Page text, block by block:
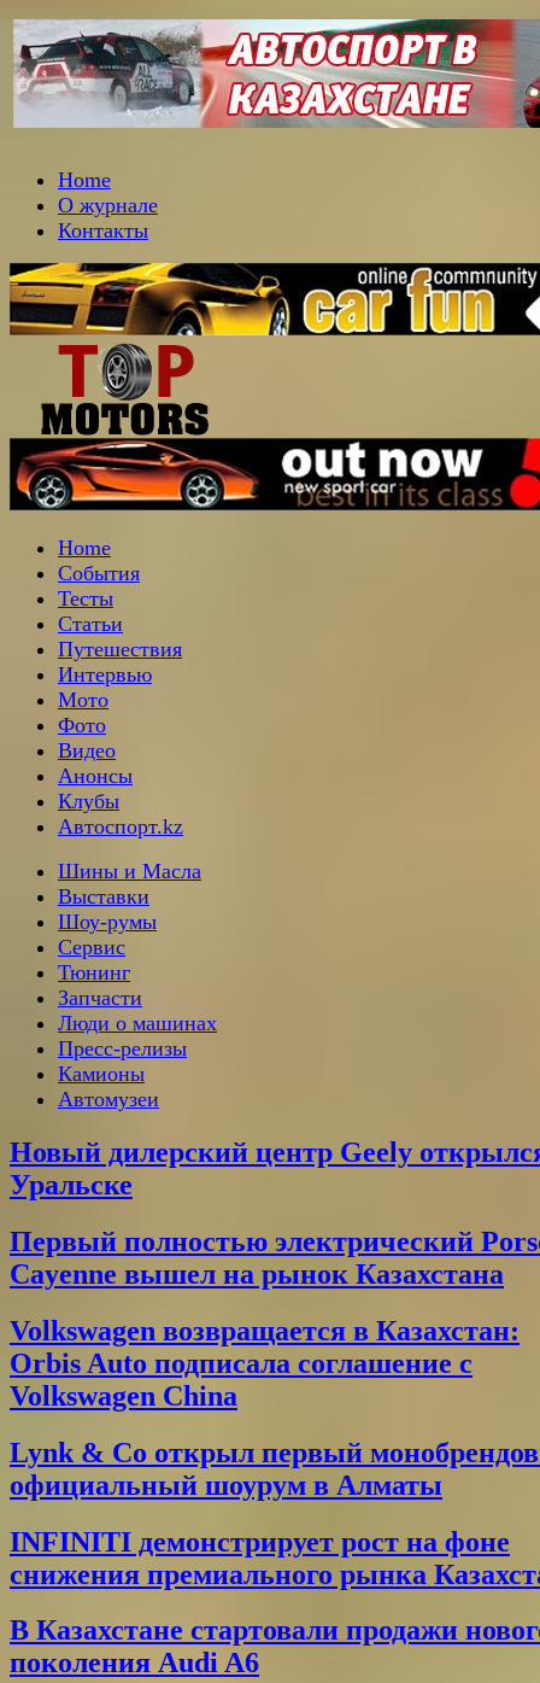
Home
О журнале
Контакты
Home
События
Тесты
Статьи
Путешествия
Интервью
Мото
Фото
Видео
Анонсы
Клубы
Автоспорт.kz
Шины и Масла
Выставки
Шоу-румы
Сервис
Тюнинг
Запчасти
Люди о машинах
Пресс-релизы
Камионы
Автомузеи
Новый дилерский центр Geely
Уральске
Первый полностью электрический
Cayenne вышел на рынок Казахстана
Volkswagen возвращается в Казахстан:
Orbis Auto подписала соглашение с
Volkswagen China
Lynk & Co открыл первый
официальный шоурум в Алматы
INFINITI демонстрирует рост на фоне
снижения премиального рынка
В Казахстане стартовали продажи
поколения Audi A6